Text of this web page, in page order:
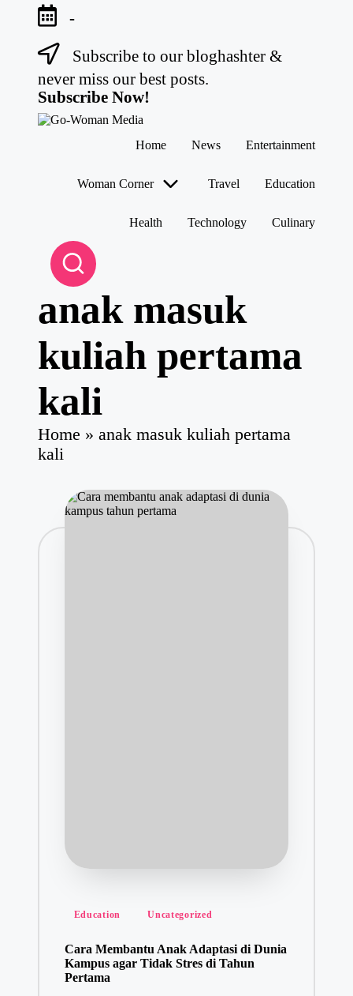
-
Subscribe to our bloghashter &
never miss our best posts.
Subscribe Now!
Home News Entertainment
Woman Corner Travel Education
Health Technology Culinary
anak masuk
kuliah pertama
kali
Home » anak masuk kuliah pertama
kali
Posted
Education Uncategorized
Cara Membantu Anak Adaptasi di Dunia
Kampus agar Tidak Stres di Tahun
Pertama